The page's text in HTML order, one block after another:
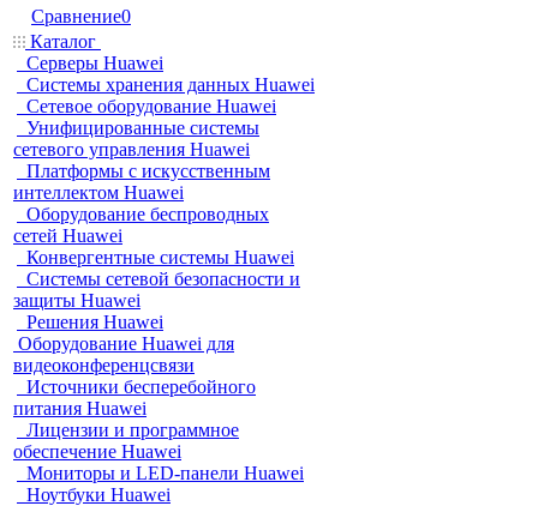
Сравнение0
Каталог
Серверы Huawei
Системы хранения данных Huawei
Сетевое оборудование Huawei
Унифицированные системы
сетевого управления Huawei
Платформы с искусственным
интеллектом Huawei
Оборудование беспроводных
сетей Huawei
Конвергентные системы Huawei
Системы сетевой безопасности и
защиты Huawei
Решения Huawei
Оборудование Huawei для
видеоконференцсвязи
Источники бесперебойного
питания Huawei
Лицензии и программное
обеспечение Huawei
Мониторы и LED-панели Huawei
Ноутбуки Huawei